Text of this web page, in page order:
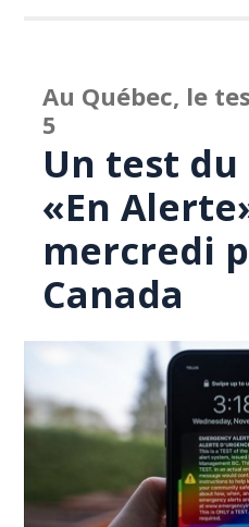
Au Québec, le
5
Un test
«En
mercredi
Canada